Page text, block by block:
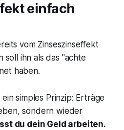
einfach
vom Zinseszinseffekt
soll ihn als das "achte
haben.
simples Prinzip: Erträge
sondern wieder
du dein Geld arbeiten.